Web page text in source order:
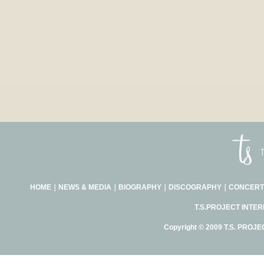
HOME｜ NEWS & MEDIA BIOGRAPHY｜ DISCOGRAPHY｜
T.S.PROJECT
Copyright © 2009 T.S.